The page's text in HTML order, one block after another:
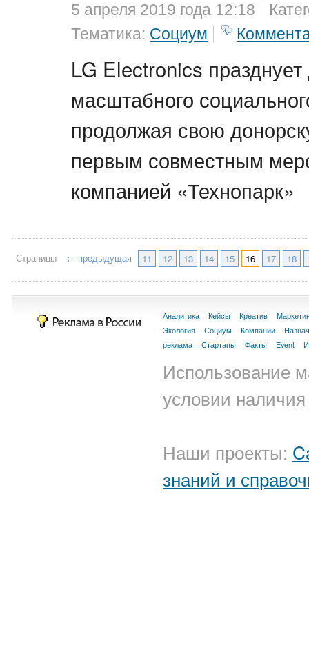
5 апреля 2019 года 12:18
Тематика: Социум
LG Electronics
масштабного
продолжая свою
первым совместным
компанией «Технопарк»
Страницы ← предыдущая 11 12 13 14 15 16 17 18
Аналитика Кейсы Креатив
Экология
Социум Компании
реклама
Стартапы Факты Event
Использование
условии
Наши проекты:
знаний и